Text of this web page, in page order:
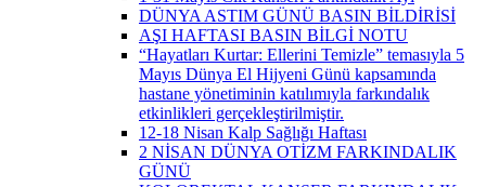
DÜNYA ASTIM GÜNÜ BASIN BİLDİRİSİ
AŞI HAFTASI BASIN BİLGİ NOTU
“Hayatları Kurtar: Ellerini Temizle” temasıyla 5
Mayıs Dünya El Hijyeni Günü kapsamında
hastane yönetiminin katılımıyla farkındalık
etkinlikleri gerçekleştirilmiştir.
12-18 Nisan Kalp Sağlığı Haftası
2 NİSAN DÜNYA OTİZM FARKINDALIK
GÜNÜ